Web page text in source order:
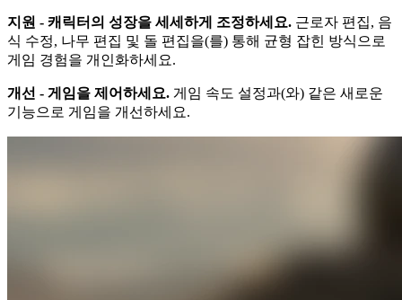
지원 - 캐릭터의 성장을 세세하게 조정하세요. 근로자 편집, 음
식 수정, 나무 편집 및 돌 편집을(를) 통해 균형 잡힌 방식으로
게임 경험을 개인화하세요.
개선 - 게임을 제어하세요. 게임 속도 설정과(와) 같은 새로운
기능으로 게임을 개선하세요.